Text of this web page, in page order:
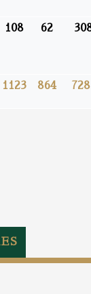
108 62
1123 864